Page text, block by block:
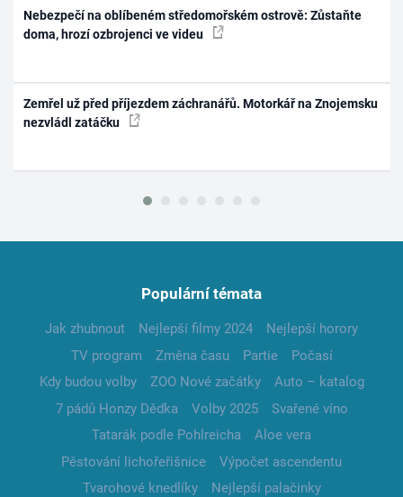
Nebezpečí na oblíbeném středomořském ostrově: Zůstaňte
doma, hrozí ozbrojenci ve videu
Zemřel už před příjezdem záchranářů. Motorkář na Znojemsku
nezvládl zatáčku
Populární témata
Jak zhubnout Nejlepší filmy 2024
Nejlepší horory
TV program
Změna času Partie
Počasí
Kdy budou volby
ZOO Nové začátky
Auto – katalog
7 pádů Honzy Dědka
Volby 2025
Svařené víno
Tatarák podle Pohlreicha
Aloe vera
Pěstování lichořeřišnice
Výpočet ascendentu
Tvarohové knedlíky
Nejlepší palačinky